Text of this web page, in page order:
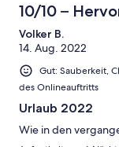
10/10 –
Volker B.
14. Aug. 2022
Gut: Sauberkeit,
des Onlineauftritts
Urlaub 2022
Wie in den